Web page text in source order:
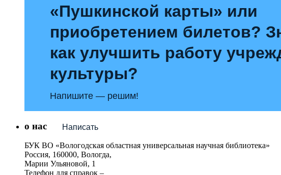
«Пушкинской карты» или
приобретением билетов?
как улучшить работу
культуры?
Напишите — решим!
Написать
о нас
БУК ВО «Вологодская областная универсальная научная библиотека»
Россия, 160000, Вологда,
Марии Ульяновой, 1
Телефон для справок –